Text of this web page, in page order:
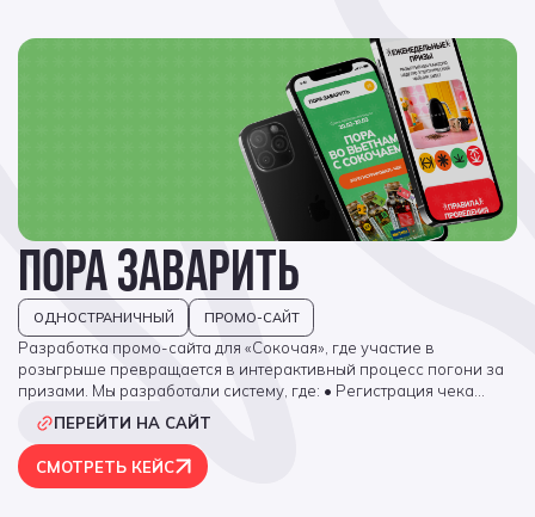
ПОРА ЗАВАРИТЬ
ОДНОСТРАНИЧНЫЙ ПРОМО-САЙТ
Разработка промо-сайта для «Сокочая», где участие в
розыгрыше превращается в интерактивный процесс погони за
призами. Мы разработали систему, где: • Регистрация чека
занимает секунды: Никакого ручного ввода данных — система
сама проверяет покупку и определяет победителя. А в личном
кабинете участники мгновенно видят свои баллы и статус. •
Бесперебойная работа: Мы настроили систему так, что весь
ПЕРЕЙТИ НА САЙТ
СМОТРЕТЬ КЕЙС